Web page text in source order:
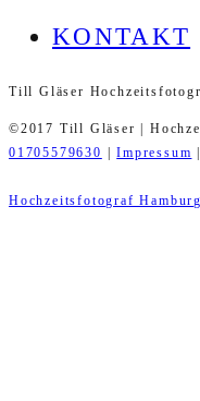
KONTAKT
Till Gläser
©2017 Till Gläser |
01705579630
|Impressum
Hochzeitsfotograf Hamburg